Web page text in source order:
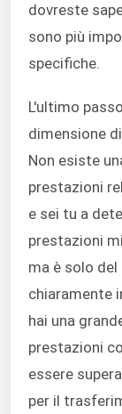
dovreste
sono più
specifiche.
L'ultimo
dimensione
Non esiste
prestazioni
e sei tu a
prestazioni
ma è solo
chiaramente
hai una
prestazioni
essere
per il